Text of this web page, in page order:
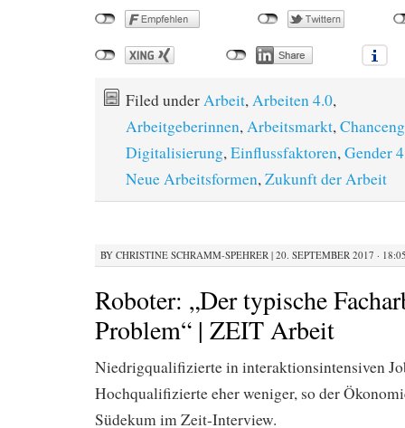
Filed underArbeit,Arbeiten 4.0,
Arbeitgeberinnen,Arbeitsmarkt,
Digitalisierung,Einflussfaktoren,Gender
Neue Arbeitsformen,Zukunft der Arbeit
BY CHRISTINE SCHRAMM-SPEHRER | 20. SEPTEMBER 2017 ·
Roboter: „Der typische
Problem“ | ZEIT Arbeit
Niedrigqualifizierte in interaktionsintensiven
Hochqualifizierte eher weniger, so der
Südekum im Zeit-Interview.